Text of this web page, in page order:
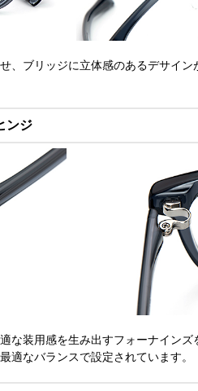
、ブリッジに立体感のあるデサイン
ンジ
な装用感を生み出すフォーナインズ
適なバランスで設定されています。